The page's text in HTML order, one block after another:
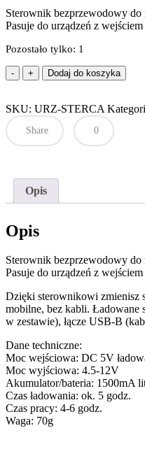
Sterownik bezprzewodowy do
Pasuje do urządzeń z
Pozostało tylko: 1
ilość
Sterownik
RCA
rączki
Dodaj do koszyka
SKU: URZ-STERCA
Share 0
Opis
Opis
Sterownik bezprzewodowy do
Pasuje do urządzeń z
Dzięki sterownikowi zmienisz
mobilne, bez kabli. Ładowane
w zestawie), łącze USB-B
Dane techniczne:
Moc wejściowa: DC 5V
Moc wyjściowa: 4.5-12V
Akumulator/bateria: 1500mA
Czas ładowania: ok. 5 godz.
Czas pracy: 4-6 godz.
Waga: 70g